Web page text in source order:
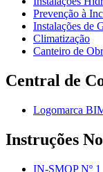
Prevenção à
Instalações de
Climatização
Canteiro de
Central de
Logomarca
Instruções
IN-SMOP Nº 1